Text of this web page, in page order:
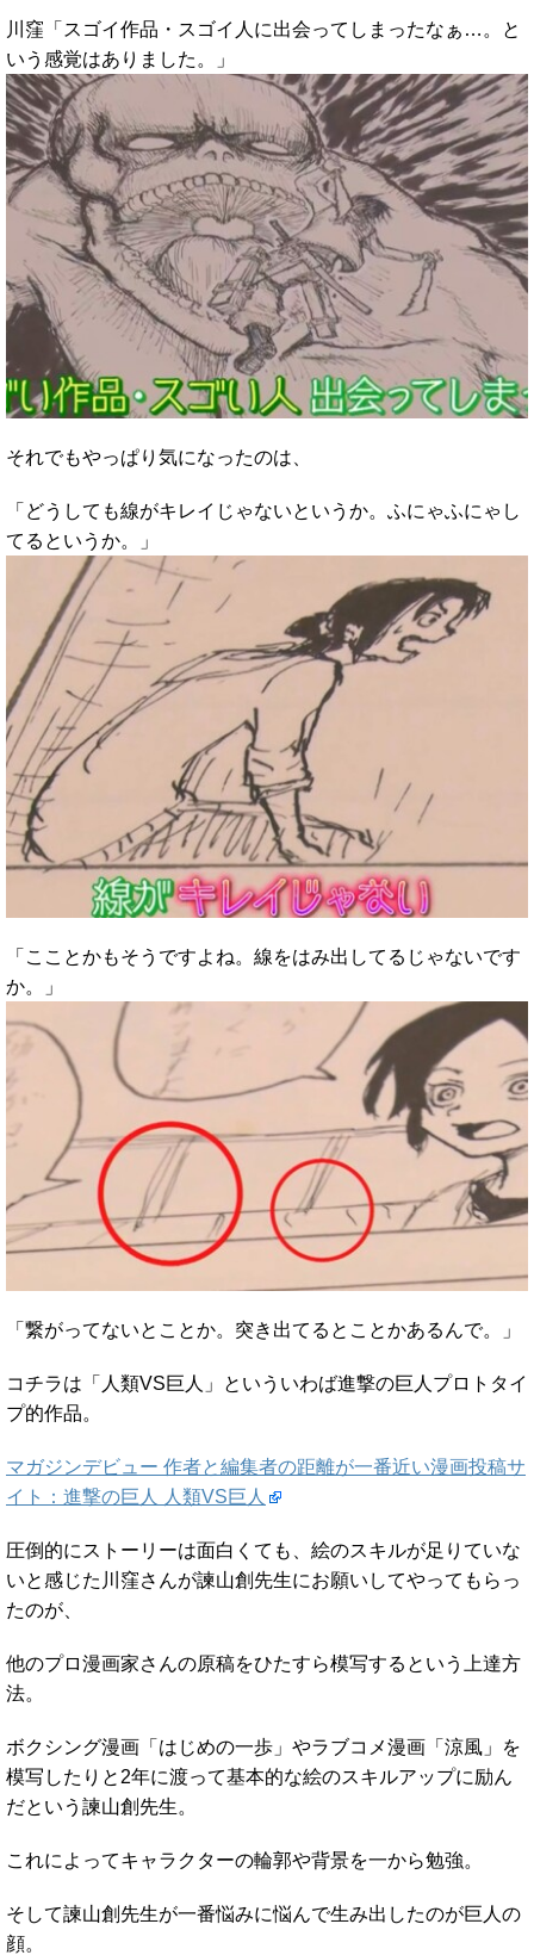
川窪「スゴイ作品・スゴイ人に出会ってしまったなぁ…。と
いう感覚はありました。」
それでもやっぱり気になったのは、
「どうしても線がキレイじゃないというか。ふにゃふにゃし
てるというか。」
「こことかもそうですよね。線をはみ出してるじゃないです
か。」
「繋がってないとことか。突き出てるとことかあるんで。」
コチラは「人類VS巨人」といういわば進撃の巨人プロトタイ
プ的作品。
マガジンデビュー 作者と編集者の距離が一番近い漫画投稿サ
イト：進撃の巨人 人類VS巨人
圧倒的にストーリーは面白くても、絵のスキルが足りていな
いと感じた川窪さんが諫山創先生にお願いしてやってもらっ
たのが、
他のプロ漫画家さんの原稿をひたすら模写するという上達方
法。
ボクシング漫画「はじめの一歩」やラブコメ漫画「涼風」を
模写したりと2年に渡って基本的な絵のスキルアップに励ん
だという諫山創先生。
これによってキャラクターの輪郭や背景を一から勉強。
そして諫山創先生が一番悩みに悩んで生み出したのが巨人の
顔。